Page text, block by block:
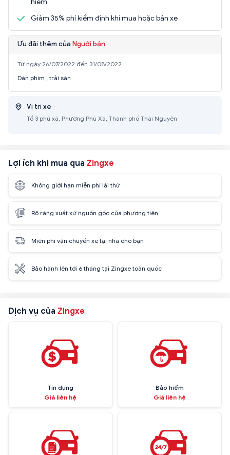
hiểm
Giảm 35% phí kiểm định khi mua hoặc bán xe
Ưu đãi thêm của Người bán
Từ ngày 26/07/2022 đến 31/08/2022
Dán phim , trải sàn
Vị trí xe
Tổ 3 phú xá, Phường Phú Xá, Thành phố Thái Nguyên
Lợi ích khi mua qua Zingxe
Không giới hạn miễn phí lái thử
Rõ ràng xuất xứ nguồn gốc của phương tiện
Miễn phí vận chuyển xe tại nhà cho bạn
Bảo hành lên tới 6 tháng tại Zingxe toàn quốc
Dịch vụ của Zingxe
Tín dụng
Giá liên hệ
Bảo hiểm
Giá liên hệ